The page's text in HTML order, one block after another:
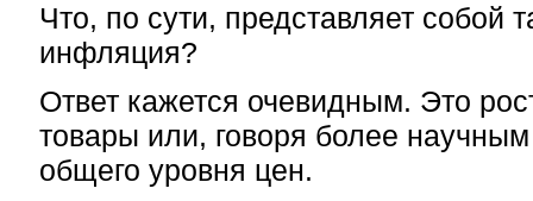
Что, по сути, представляет собой
инфляция?
Ответ кажется очевидным. Это
товары или, говоря более
общего уровня цен.